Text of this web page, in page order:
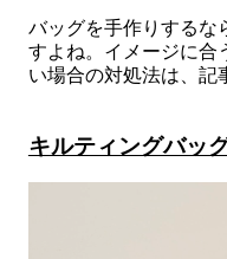
バッグを手作りするな
すよね。イメージに合
い場合の対処法は、記
キルティングバッ